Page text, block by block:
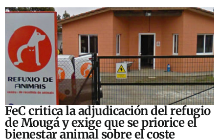
FeC critica la adjudicación del refugio
de Mougá y exige que se priorice el
bienestar animal sobre el coste